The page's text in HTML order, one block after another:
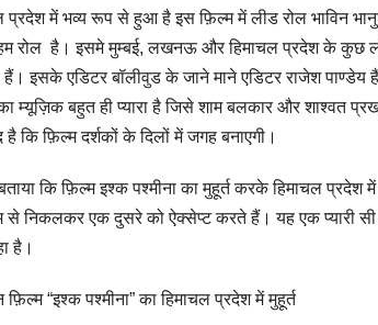
प्रदेश में भव्य रूप से हुआ है इस फ़िल्म में लीड रोल भाविन
रोल है। इसमे मुम्बई, लखनऊ और हिमाचल प्रदेश के कुछ
हैं। इसके एडिटर बॉलीवुड के जाने माने एडिटर राजेश
म्यूज़िक बहुत ही प्यारा है जिसे शाम बलकार और शाश्वत
कि फ़िल्म दर्शकों के दिलों में जगह बनाएगी।
कि फ़िल्म इश्क पश्मीना का मुहूर्त करके हिमाचल
से निकलकर एक दुसरे को ऐक्सेप्ट करते हैं। यह एक प्यारी
है।
फ़िल्म “इश्क पश्मीना” का हिमाचल प्रदेश में मुहूर्त